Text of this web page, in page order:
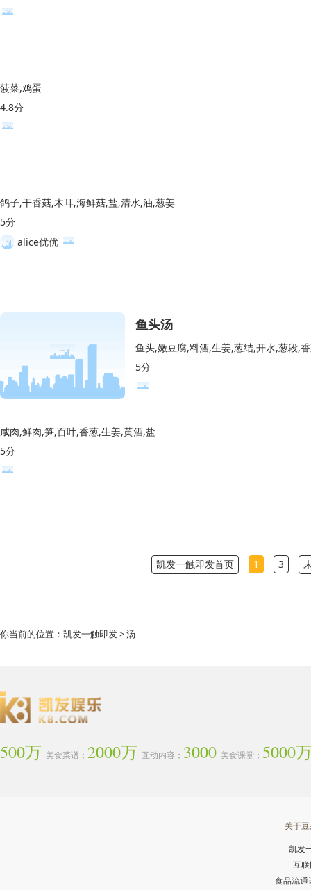
菠菜,鸡蛋
4.8分
鸽子,干香菇,木耳,海鲜菇,盐,清水,油,葱姜
5分
alice优优
鱼头汤
鱼头,嫩豆腐,料酒,生姜,葱结,开水,葱段,
5分
咸肉,鲜肉,笋,百叶,香葱,生姜,黄酒,盐
5分
凯发一触即发首页 1 3
你当前的位置： 凯发一触即发> 汤
500万 美食菜谱； 2000万 互动内容； 3000 美食课堂； 5000
关于
凯发
互
食品流